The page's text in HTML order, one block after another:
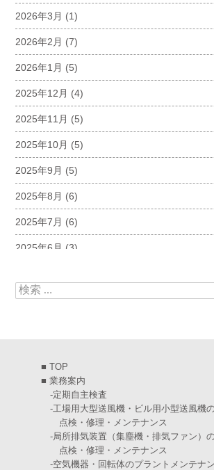
2026年3月 (1)
2026年2月 (7)
2026年1月 (5)
2025年12月 (4)
2025年11月 (5)
2025年10月 (5)
2025年9月 (5)
2025年8月 (6)
2025年7月 (6)
2025年6月 (3)
2025年4月(5)
2025年1月(7)
2024年12月(4)
2024年11月(6)
2024年10月(5)
検索:
■ TOP
■ 業務案内
-定期自主検査
-工場用大型送風機・ビル用小型送風機
点検・修理・メンテナンス
-局所排気装置（集塵機・排気ファン）
点検・修理・メンテナンス
-空気機器・回転体のプラントメンテナ